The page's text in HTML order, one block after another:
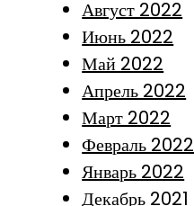
Август 2022
Июнь 2022
Май 2022
Апрель 2022
Март 2022
Февраль 2022
Январь 2022
Декабрь 2021